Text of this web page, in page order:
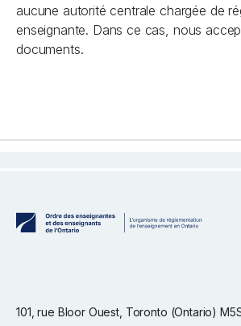
aucune autorité centrale chargée de
enseignante. Dans ce cas, nous
documents.
101, rue Bloor Ouest, Toronto (Ontario)